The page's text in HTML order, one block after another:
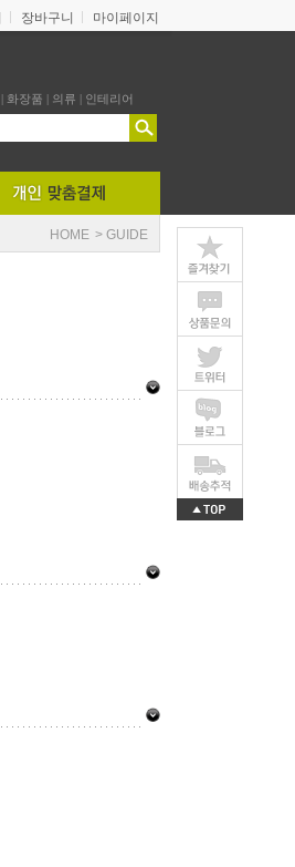
장바구니 마이페이지
| 화장품 | 의류 | 인테리어
HOME > GUIDE